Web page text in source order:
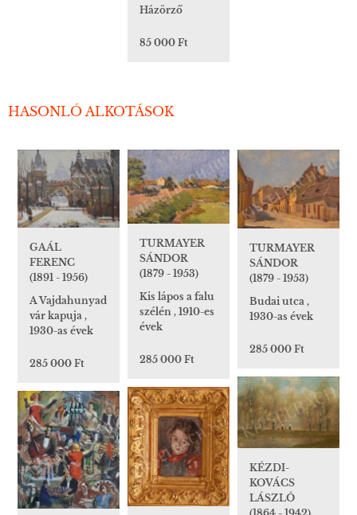
Házörző
85 000 Ft
HASONLÓ ALKOTÁSOK
GAÁL
FERENC
(1891 - 1956)
A Vajdahunyad
vár kapuja ,
1930-as évek
285 000 Ft
TURMAYER
SÁNDOR
(1879 - 1953)
Kis lápos a falu
szélén , 1910-es
évek
285 000 Ft
TURMAYER
SÁNDOR
(1879 - 1953)
Budai utca ,
1930-as évek
285 000 Ft
KÉZDI-
KOVÁCS
LÁSZLÓ